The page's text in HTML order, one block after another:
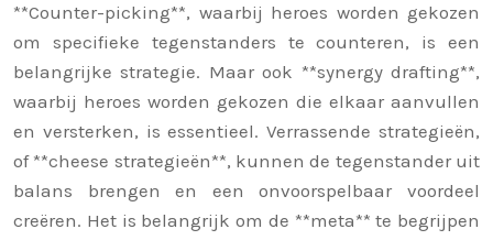
**Counter-picking**, waarbij heroes worden gekozen
om specifieke tegenstanders te counteren, is een
belangrijke strategie. Maar ook **synergy drafting**,
waarbij heroes worden gekozen die elkaar aanvullen
en versterken, is essentieel. Verrassende strategieën,
of **cheese strategieën**, kunnen de tegenstander uit
balans brengen en een onvoorspelbaar voordeel
creëren. Het is belangrijk om de **meta** te begrijpen